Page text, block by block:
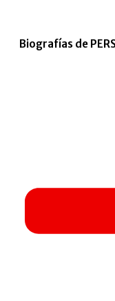
Biografías de